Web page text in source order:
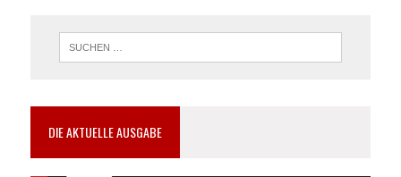
DIE AKTUELLE AUSGABE